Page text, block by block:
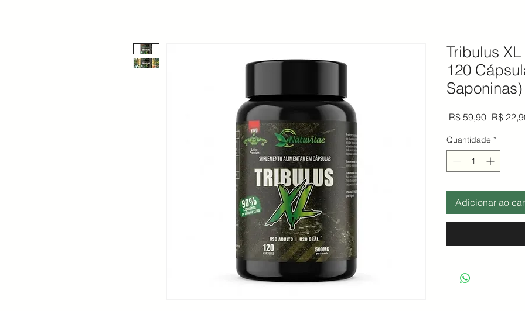
Tribulus
120
Saponinas)
R$ 59,90 Preço
R$
Quantidade *
Adicionar ao